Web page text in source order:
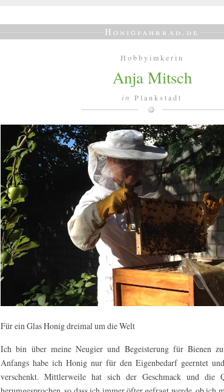
Honigfahrrad.de
Hobbyimkerin
Anja Mitsch
in Plankstadt
Für ein Glas Honig dreimal um die Welt
Ich bin über meine Neugier und Begeisterung für Bienen
Anfangs habe ich Honig nur für den Eigenbedarf geerntet
verschenkt. Mittlerweile hat sich der Geschmack und die